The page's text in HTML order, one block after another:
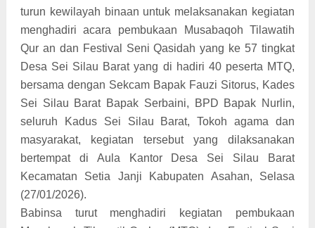
turun kewilayah binaan untuk melaksanakan kegiatan
menghadiri acara pembukaan Musabaqoh Tilawatih
Qur an dan Festival Seni Qasidah yang ke 57 tingkat
Desa Sei Silau Barat yang di hadiri 40 peserta MTQ,
bersama dengan Sekcam Bapak Fauzi Sitorus, Kades
Sei Silau Barat Bapak Serbaini, BPD Bapak Nurlin,
seluruh Kadus Sei Silau Barat, Tokoh agama dan
masyarakat, kegiatan tersebut yang dilaksanakan
bertempat di Aula Kantor Desa Sei Silau Barat
Kecamatan Setia Janji Kabupaten Asahan, Selasa
(27/01/2026).
Babinsa turut menghadiri kegiatan pembukaan